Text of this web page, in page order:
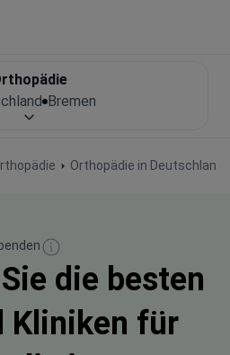
Orthopädie in Deutschland
Bremen
die besten
Kliniken für